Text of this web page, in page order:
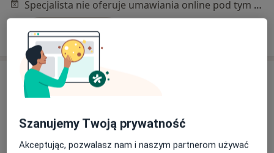
Specjalista nie oferuje umawiania online pod tym adresem.
Poproś o wizytę
Szanujemy Twoją prywatność
Akceptując, pozwalasz nam i naszym partnerom używać